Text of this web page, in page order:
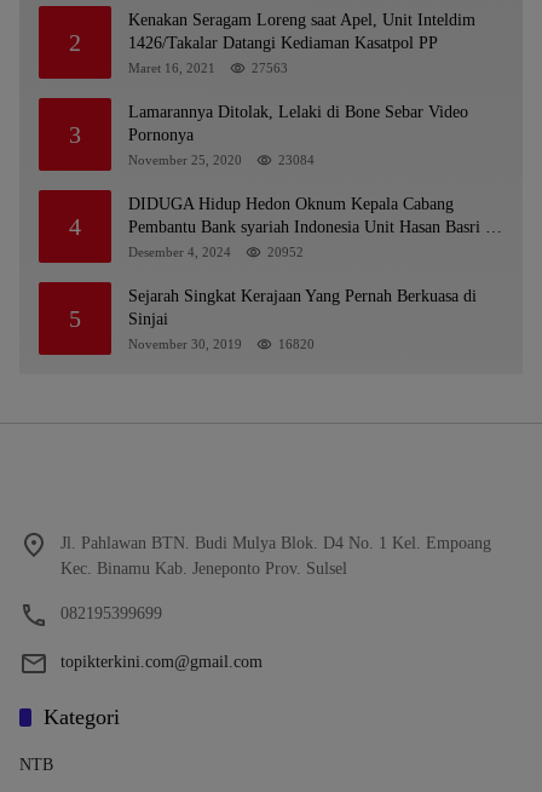
2
Kenakan Seragam Loreng saat Apel, Unit Inteldim
1426/Takalar Datangi Kediaman Kasatpol PP
Maret 16, 2021 27563
3
Lamarannya Ditolak, Lelaki di Bone Sebar Video
Pornonya
November 25, 2020 23084
4
DIDUGA Hidup Hedon Oknum Kepala Cabang
Pembantu Bank syariah Indonesia Unit Hasan Basri di
Banjarmasin Tipu Nasabah Prioritasnya Hingga
OJK Kalsel : Bertemu Tanggal 11
Desember 4, 2024 20952
5
Sejarah Singkat Kerajaan Yang Pernah Berkuasa di
Sinjai
November 30, 2019 16820
Jl. Pahlawan BTN. Budi Mulya Blok. D4 No. 1 Kel. Empoang
Kec. Binamu Kab. Jeneponto Prov. Sulsel
082195399699
topikterkini.com@gmail.com
Kategori
NTB